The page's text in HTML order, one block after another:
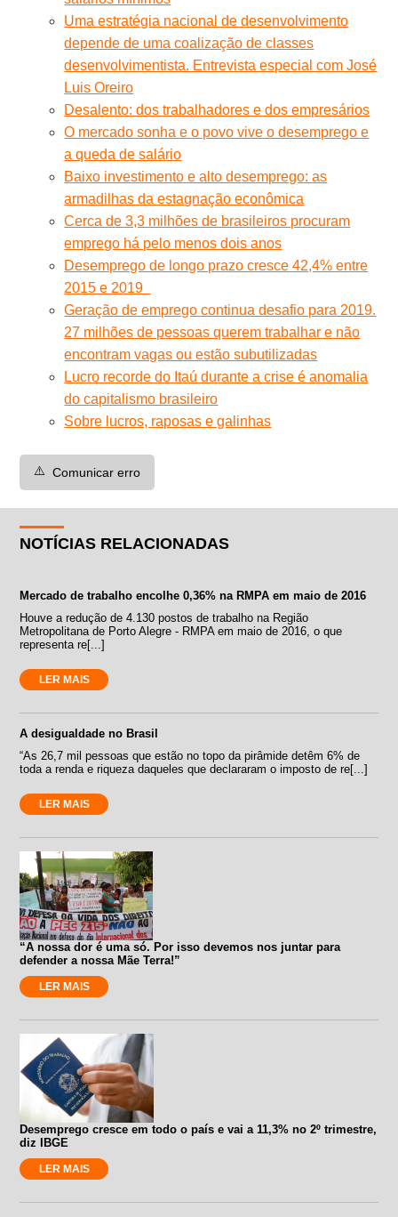
Uma estratégia nacional de desenvolvimento
depende de uma coalização de classes
desenvolvimentista. Entrevista especial com José
Luis Oreiro
Desalento: dos trabalhadores e dos empresários
O mercado sonha e o povo vive o desemprego e
a queda de salário
Baixo investimento e alto desemprego: as
armadilhas da estagnação econômica
Cerca de 3,3 milhões de brasileiros procuram
emprego há pelo menos dois anos
Desemprego de longo prazo cresce 42,4% entre
2015 e 2019
Geração de emprego continua desafio para 2019.
27 milhões de pessoas querem trabalhar e não
encontram vagas ou estão subutilizadas
Lucro recorde do Itaú durante a crise é anomalia
do capitalismo brasileiro
Sobre lucros, raposas e galinhas
⚠️ Comunicar erro
NOTÍCIAS RELACIONADAS
Mercado de trabalho encolhe 0,36% na RMPA em maio de 2016
Houve a redução de 4.130 postos de trabalho na Região
Metropolitana de Porto Alegre - RMPA em maio de 2016, o que
representa re[...]
LER MAIS
A desigualdade no Brasil
“As 26,7 mil pessoas que estão no topo da pirâmide detêm 6% de
toda a renda e riqueza daqueles que declararam o imposto de re[...]
LER MAIS
“A nossa dor é uma só. Por isso devemos nos juntar para
defender a nossa Mãe Terra!”
LER MAIS
Desemprego cresce em todo o país e vai a 11,3% no 2º trimestre,
diz IBGE
LER MAIS